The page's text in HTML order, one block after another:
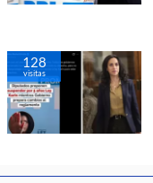
128
visitas